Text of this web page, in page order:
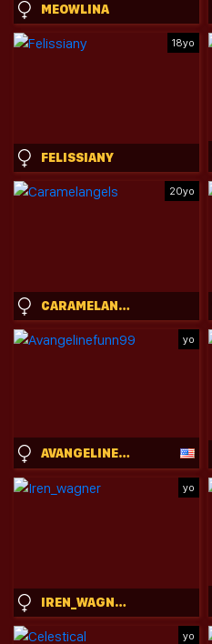
MEOWLINA
18yo
FELISSIANY
20yo
CARAMELANGELS
yo
AVANGELINEFUNN99
yo
IREN_WAGNER
yo